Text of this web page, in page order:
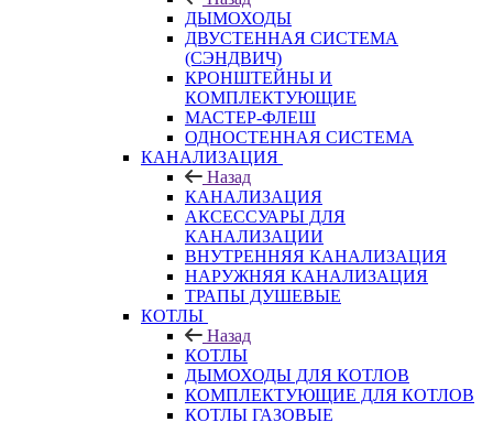
ДЫМОХОДЫ
ДВУСТЕННАЯ СИСТЕМА
(СЭНДВИЧ)
КРОНШТЕЙНЫ И
КОМПЛЕКТУЮЩИЕ
МАСТЕР-ФЛЕШ
ОДНОСТЕННАЯ СИСТЕМА
КАНАЛИЗАЦИЯ
Назад
КАНАЛИЗАЦИЯ
АКСЕССУАРЫ ДЛЯ
КАНАЛИЗАЦИИ
ВНУТРЕННЯЯ КАНАЛИЗАЦИЯ
НАРУЖНЯЯ КАНАЛИЗАЦИЯ
ТРАПЫ ДУШЕВЫЕ
КОТЛЫ
Назад
КОТЛЫ
ДЫМОХОДЫ ДЛЯ КОТЛОВ
КОМПЛЕКТУЮЩИЕ ДЛЯ КОТЛОВ
КОТЛЫ ГАЗОВЫЕ